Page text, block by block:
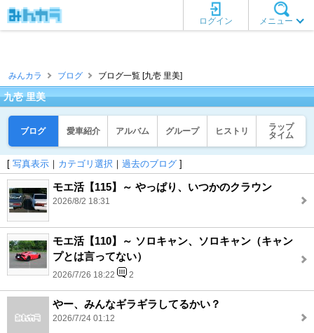
メニュー
ログイン
みんカラ ブログ ブログ一覧 [九壱 里美]
九壱 里美
ブログ 愛車紹介 アルバム グループ ヒストリ
ラップ
タイム
[ 写真表示 ｜ カテゴリ選択 ｜ 過去のブログ ]
モエ活【115】～ やっぱり、いつかのクラウン
2026/8/2 18:31
モエ活【110】～ ソロキャン、ソロキャン（キャン
プとは言ってない）
2026/7/26 18:22 2
やー、みんなギラギラしてるかい？
2026/7/24 01:12